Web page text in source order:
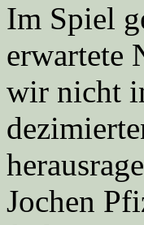
Im Spiel
erwartete
wir nicht
Jochen